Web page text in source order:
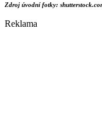
Zdroj úvodní fotky:
Reklama